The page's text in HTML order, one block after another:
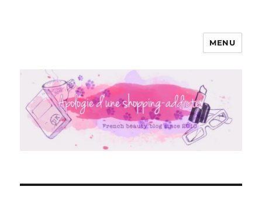
Apologie d'une Shopping-addicte
MENU